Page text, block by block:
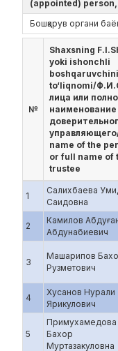
(appointed)
Бошқарув органи
№
Shaxsning
yoki ishonchli
to‘liqnomi/
лица или
наименование
name of the
or full name of
trustee
1
Салихбаева
Саидовна
2
Камилов
Абдунабиевич
3
Машарипов
Рузметович
4
Хусанов Нурали
Ярикулович
5
Примухамедова
Бахор
Муртазакуловна